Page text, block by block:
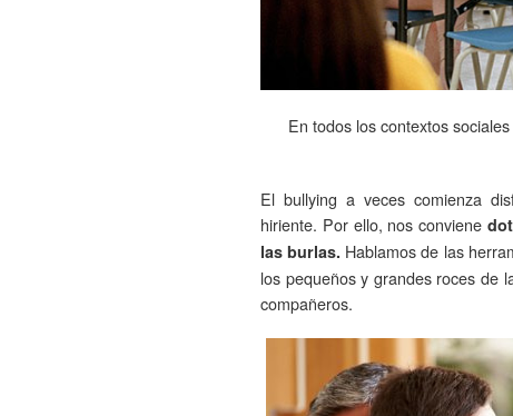
En todos los contextos
El bullying a veces comienza
hiriente. Por ello, nos conviene
las burlas. Hablamos de las
los pequeños y grandes roces de
compañeros.